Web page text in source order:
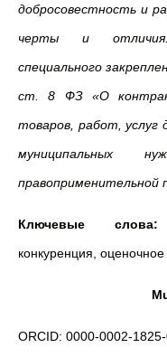
добросовестность и
черты и отличия.
специального
ст. 8 ФЗ «О
товаров, работ, услуг
муниципальных
правоприменительной
Ключевые
конкуренция,
ORCID: 0000-0002-